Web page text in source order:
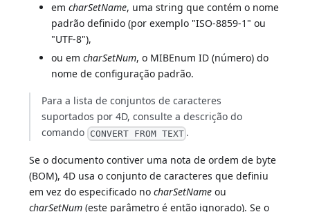
emcharSetName, uma string que contém o nome
padrão definido (por exemplo "ISO-8859-1" ou
"UTF-8"),
ou emcharSetNum, o MIBEnum ID (número) do
nome de configuração padrão.
Para a lista de conjuntos de caracteres
suportados por 4D, consulte a descrição do
comando CONVERT FROM TEXT .
Se o documento contiver uma nota de ordem de byte
(BOM), 4D usa o conjunto de caracteres que definiu
em vez do especificado nocharSetName ou
charSetNum (este parâmetro é então ignorado). Se o